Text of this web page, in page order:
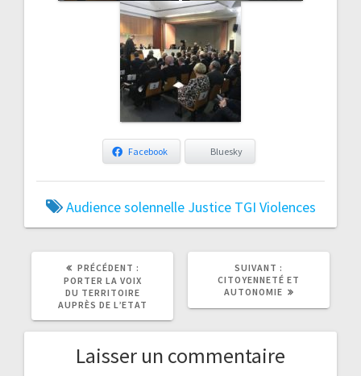
Facebook Bluesky
Audience solennelle Justice TGI Violences
PRÉCÉDENT :
ARTICLE
PRÉCÉDENT
PORTER LA VOIX
DU TERRITOIRE
AUPRÈS DE L’ETAT
SUIVANT :
ARTICLE
CITOYENNETÉ ET
AUTONOMIE
Laisser un commentaire